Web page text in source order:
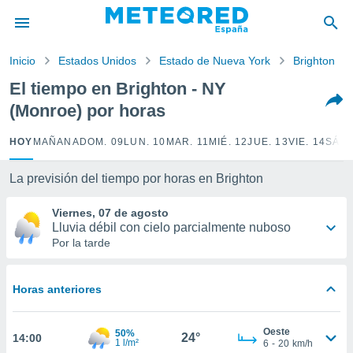
por
para
la
calidad.
a este
las
y
forma
basada
permite
Inicio Estados Unidos Estado de Nueva York Brighton
El tiempo en Brighton - NY
(Monroe) por horas
HOY MAÑANA DOM. 09 LUN. 10 MAR. 11 MIÉ. 12JUE. 13VIE. 14
La previsión del tiempo por horas en Brighton
Viernes, 07 de agosto
Lluvia débil con cielo parcialmente nuboso
Por la tarde
Horas anteriores
14:00
50%
1 l/m²
24°
Oeste
6 - 20 km/h